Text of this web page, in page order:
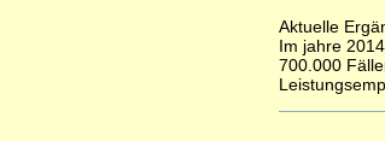
Aktuelle
Im jahre
700.000